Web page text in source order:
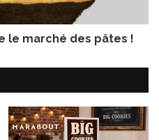
le marché des pâtes !